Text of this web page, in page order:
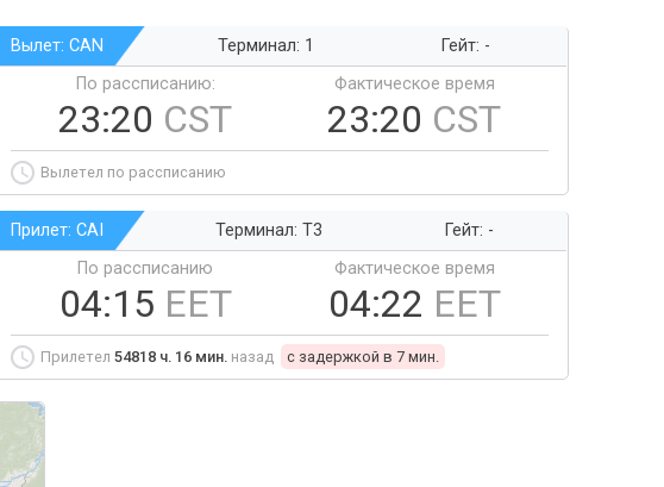
Вылет: CAN Терминал: 1
Гейт: -
По рассписанию:
23:20 CST
Фактическое время
23:20 CST
Вылетел по рассписанию
Прилет: CAI Терминал: T3
Гейт: -
По рассписанию
04:15 EET
Фактическое время
04:22 EET
Прилетел 54818 ч. 16 мин. назад c задержкой в 7 мин.